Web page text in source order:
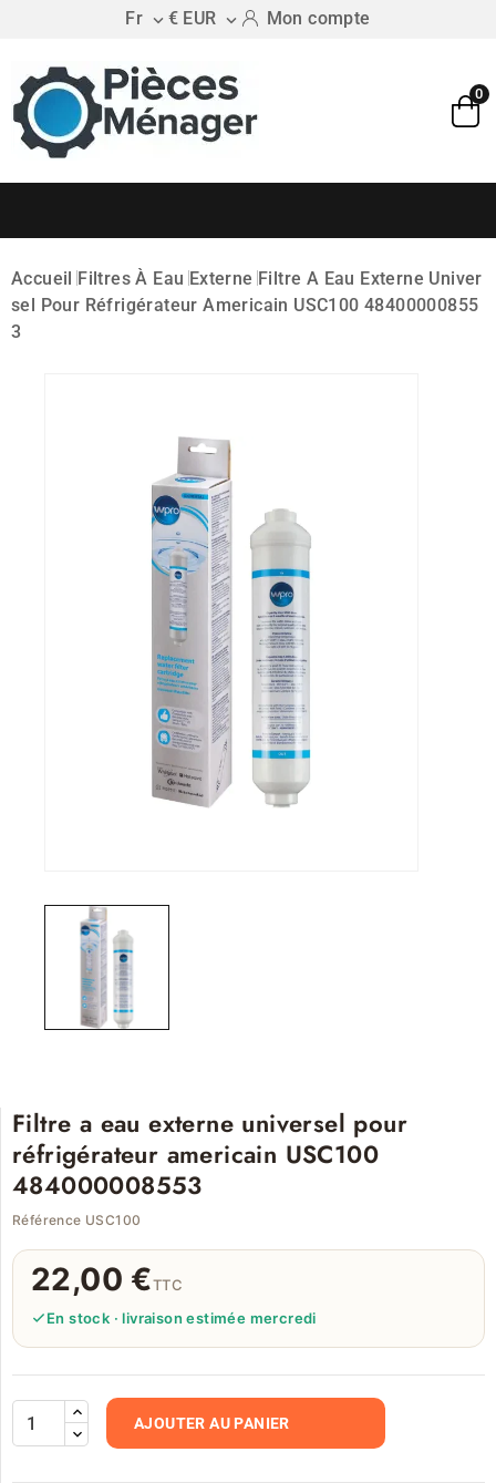
Fr  € EUR  Mon compte
0
Accueil Filtres À Eau Externe Filtre A Eau Externe Univer
Sel Pour Réfrigérateur Americain USC100 48400000855
3
Filtre a eau externe universel pour
réfrigérateur americain USC100
484000008553
Référence USC100
22,00 €TTC
En stock · livraison estimée mercredi
AJOUTER AU PANIER